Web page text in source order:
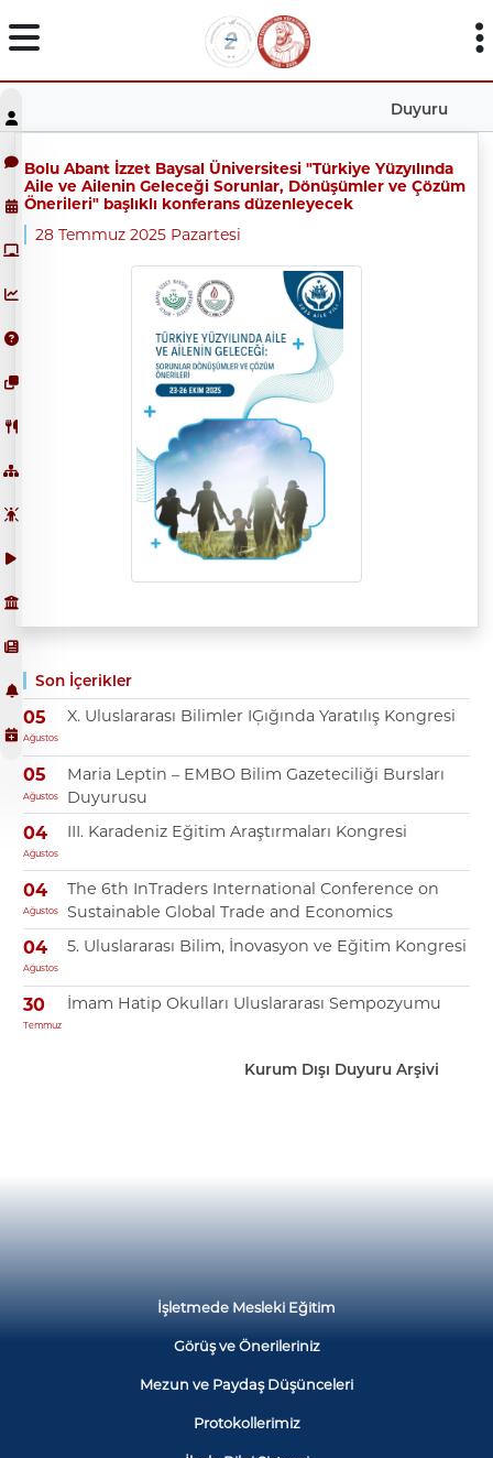
Duyuru
Son İçerikler
05
Ağustos
X. Uluslararası Bilimler IĢığında Yaratılış Kongresi
05
Ağustos
Maria Leptin – EMBO Bilim Gazeteciliği Bursları
Duyurusu
04
Ağustos
III. Karadeniz Eğitim Araştırmaları Kongresi
04
Ağustos
The 6th InTraders International Conference on
Sustainable Global Trade and Economics
04
Ağustos
5. Uluslararası Bilim, İnovasyon ve Eğitim Kongresi
30
Temmuz
İmam Hatip Okulları Uluslararası Sempozyumu
Kurum Dışı Duyuru Arşivi
Bolu Abant İzzet Baysal Üniversitesi "Türkiye Yüzyılında
Aile ve Ailenin Geleceği Sorunlar, Dönüşümler ve Çözüm
Önerileri" başlıklı konferans düzenleyecek
28 Temmuz 2025 Pazartesi
İşletmede Mesleki Eğitim
Görüş ve Önerileriniz
Mezun ve Paydaş Düşünceleri
Protokollerimiz